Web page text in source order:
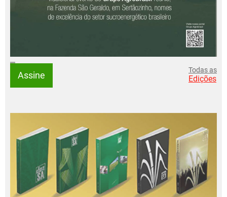
Assine Todas as
Edições